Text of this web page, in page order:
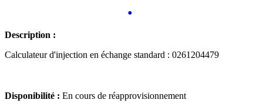
•
Description :
Calculateur d'injection en échange standard : 0261204479
Disponibilité : En cours de réapprovisionnement